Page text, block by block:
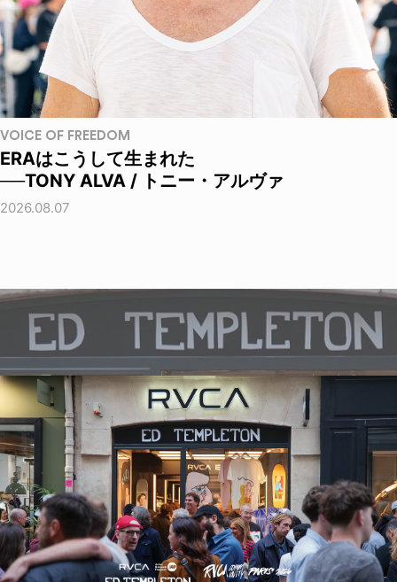
VOICE OF FREEDOM
ERAはこうして生まれた
──TONY ALVA / トニー・アルヴァ
2026.08.07